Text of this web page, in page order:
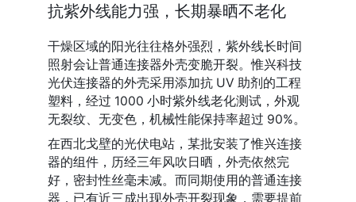
抗紫外线能力强，长期暴晒不老化
干燥区域的阳光往往格外强烈，紫外线长时间
照射会让普通连接器外壳变脆开裂。惟兴科技
光伏连接器的外壳采用添加抗 UV 助剂的工程
塑料，经过 1000 小时紫外线老化测试，外观
无裂纹、无变色，机械性能保持率超过 90%。
在西北戈壁的光伏电站，某批安装了惟兴连接
器的组件，历经三年风吹日晒，外壳依然完
好，密封性丝毫未减。而同期使用的普通连接
器，已有近三成出现外壳开裂现象，需要提前